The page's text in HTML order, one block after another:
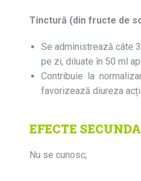
Tinctură (din fructe de
Se administrează câte
pe zi, diluate în 50 ml
Contribuie la
favorizează diureza
EFECTE
Nu se cunosc;